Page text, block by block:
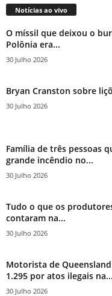
Notícias ao vivo
O míssil que deixou o
Polônia era...
30 Julho 2026
Bryan Cranston sobre
30 Julho 2026
Família de três pessoas
grande incêndio no...
30 Julho 2026
Tudo o que os
contaram na...
30 Julho 2026
Motorista de
1.295 por atos ilegais na...
30 Julho 2026